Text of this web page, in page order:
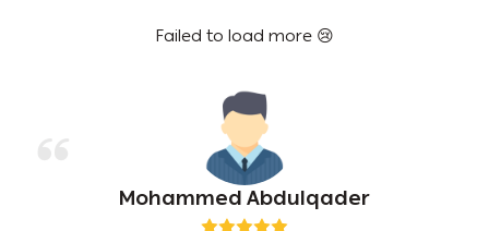
Failed to load more 😢
Mohammed Abdulqader